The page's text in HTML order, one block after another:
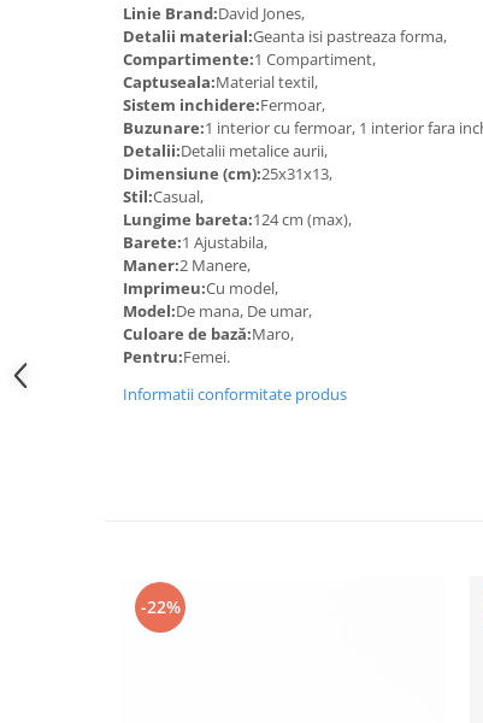
Linie Brand:David Jones,
Detalii material:Geanta isi pastreaza forma,
Compartimente:1 Compartiment,
Captuseala:Material textil,
Sistem inchidere:Fermoar,
Buzunare:1 interior cu fermoar, 1 interior fara
Detalii:Detalii metalice aurii,
Dimensiune (cm):25x31x13,
Stil:Casual,
Lungime bareta:124 cm (max),
Barete:1 Ajustabila,
Maner:2 Manere,
Imprimeu:Cu model,
Model:De mana, De umar,
Culoare de bază:Maro,
Pentru:Femei.
Informatii conformitate produs
-22%